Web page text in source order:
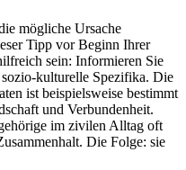
mögliche Ursache
Tipp vor Beginn Ihrer
sein: Informieren Sie
kulturelle Spezifika. Die
ist beispielsweise bestimmt
und Verbundenheit.
im zivilen Alltag oft
Die Folge: sie